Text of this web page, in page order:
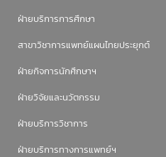
ฝ่ายบริการการศึกษา
สาขาวิชาการแพทย์แผนไทยประยุกต์
ฝ่ายกิจการนักศึกษาฯ
ฝ่ายวิจัยและนวัตกรรม
ฝ่ายบริการวิชาการ
ฝ่ายบริการทางการแพทย์ฯ